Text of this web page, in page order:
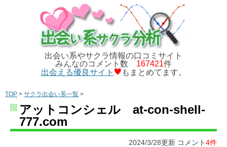
出会い系やサクラ情報の口コミサイト
みんなのコメント数 167421件
出会える優良サイト
もまとめてます。
TOP > サクラ出会い系一覧 >
アットコンシェル at-con-shell-
777.com
2024/3/28更新 コメント4件